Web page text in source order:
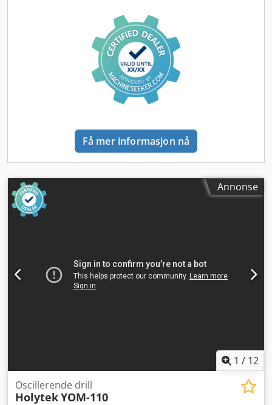
Få mer informasjon nå
Annonse
1 / 12
Oscillerende drill
HolytekYOM-110